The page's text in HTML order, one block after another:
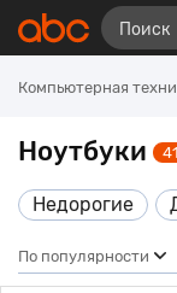
Компьютерная
Ноутбуки 41
Недорогие
По популярности